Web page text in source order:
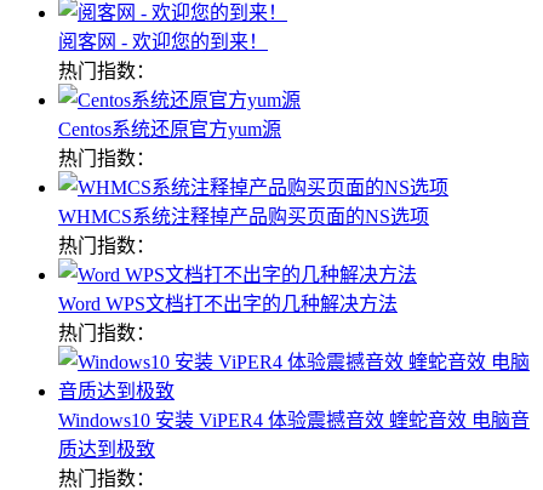
阅客网 - 欢迎您的到来！
热门指数：
Centos系统还原官方yum源
热门指数：
WHMCS系统注释掉产品购买页面的NS选项
热门指数：
Word WPS文档打不出字的几种解决方法
热门指数：
Windows10 安装 ViPER4 体验震撼音效 蝰蛇音效 电脑音
质达到极致
热门指数：